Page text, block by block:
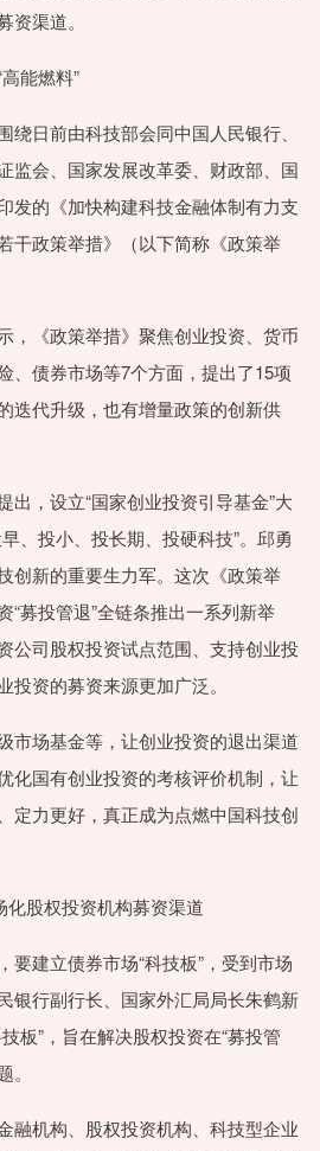
渠道。
能燃料”
日前由科技部会同中国人民银行、
监会、国家发展改革委、财政部、国
发的《加快构建科技金融体制有力支
干政策举措》（以下简称《政策举
《政策举措》聚焦创业投资、货币
、债券市场等7个方面，提出了15项
迭代升级，也有增量政策的创新供
，设立“国家创业投资引导基金”大
、投小、投长期、投硬科技”。邱勇
创新的重要生力军。这次《政策举
“募投管退”全链条推出一系列新举
公司股权投资试点范围、支持创业投
资的募资来源更加广泛。
场基金等，让创业投资的退出渠道
化国有创业投资的考核评价机制，让
定力更好，真正成为点燃中国科技创
股权投资机构募资渠道
建立债券市场“科技板”，受到市场
银行副行长、国家外汇局局长朱鹤新
板”，旨在解决股权投资在“募投管
机构、股权投资机构、科技型企业